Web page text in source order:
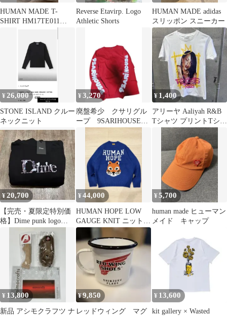
HUMAN MADE T-
SHIRT HM17TE011
Reverse Etavirp. Logo
Athletic Shorts
HUMAN MADE adidas
スリッポン スニーカー
¥ 26,000
STONE ISLAND クルー
ネックニット
¥3,270
廃盤希少 クサリグル
ープ 9SARIHOUSE
¥ 1,400
アリーヤ Aaliyah R&B
Tシャツ プリントTシャ
ツ ヴィンテージ
¥20,700
【完売・夏限定特別価
格】Dime punk logo
¥44,000
HUMAN HOPE LOW
GAUGE KNIT ニット
ネイビー
¥5,700
human made ヒューマン
メイド キャップ
¥ 13,800
新品 アシモクラフツ ナ
¥9,850
レッドウィング マグ
¥ 13,600
kit gallery × Wasted